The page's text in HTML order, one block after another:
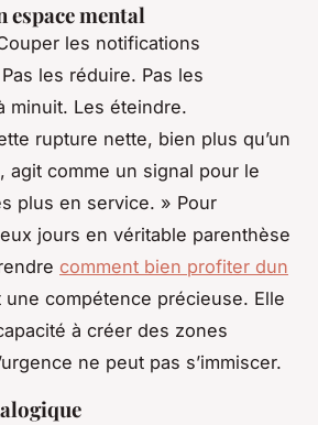
espace mental
les notifications
les réduire. Pas les
minuit. Les éteindre.
rupture nette, bien plus qu’un
agit comme un signal pour le
plus en service. » Pour
jours en véritable parenthèse
comment bien profiter dun
une compétence précieuse. Elle
à créer des zones
ne peut pas s’immiscer.